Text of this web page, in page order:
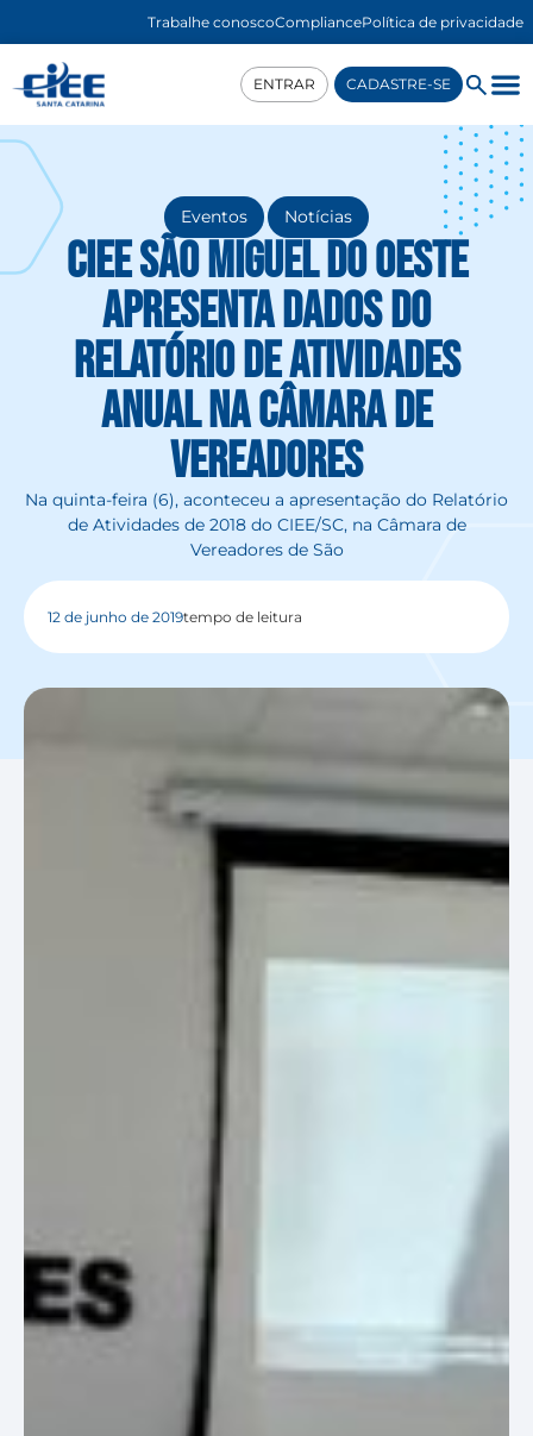
Trabalhe conoscoCompliancePolítica de privacidade
ENTRAR CADASTRE-SE
Eventos , Notícias
CIEE São Miguel do Oeste
apresenta dados do
Relatório de Atividades
anual na Câmara de
Vereadores
Na quinta-feira (6), aconteceu a apresentação do Relatório
de Atividades de 2018 do CIEE/SC, na Câmara de
Vereadores de São
12 de junho de 2019tempo de leitura